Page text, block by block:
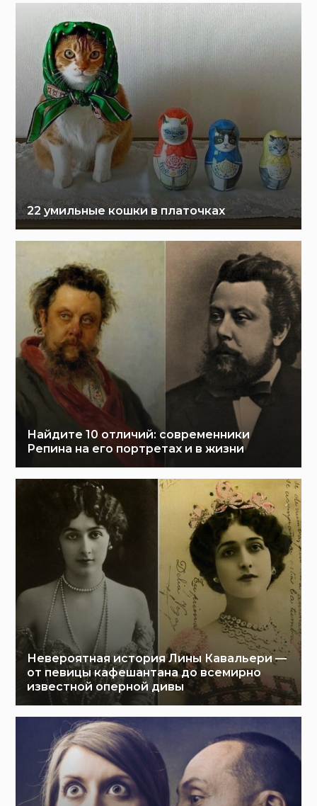
22 умильные кошки в платочках
Найдите 10 отличий: современники
Репина на его портретах и в жизни
Невероятная история Лины Кавальери —
от певицы кафешантана до всемирно
известной оперной дивы